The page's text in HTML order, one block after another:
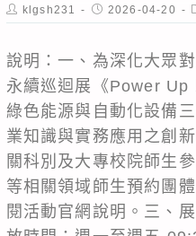
Post
author:
klgsh231
Post
published:
2026-04-20
說明：一、為深化大眾
永續巡迴展《Power Up
綠色能源與自動化設備
業知識與實務應用之創
關科別及大專校院師生
等相關領域師生預約團
閱活動官網說明。三、